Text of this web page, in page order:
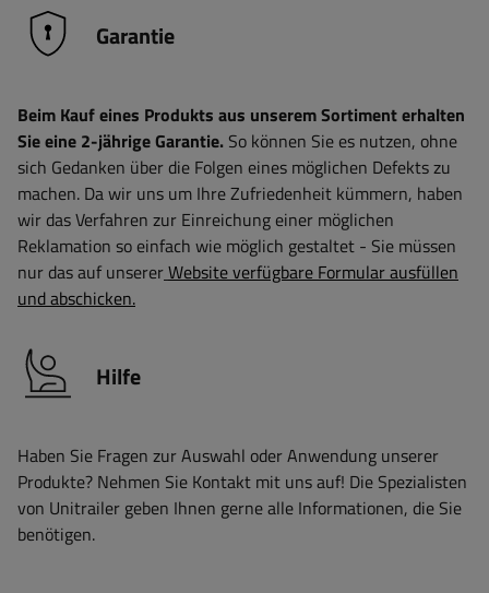
Garantie
Beim Kauf eines Produkts aus unserem Sortiment erhalten
Sie eine 2-jährige Garantie. So können Sie es nutzen, ohne
sich Gedanken über die Folgen eines möglichen Defekts zu
machen. Da wir uns um Ihre Zufriedenheit kümmern, haben
wir das Verfahren zur Einreichung einer möglichen
Reklamation so einfach wie möglich gestaltet - Sie müssen
nur das auf unsererWebsite verfügbare Formular ausfüllen
und abschicken.
Hilfe
Haben Sie Fragen zur Auswahl oder Anwendung unserer
Produkte? Nehmen Sie Kontakt mit uns auf! Die Spezialisten
von Unitrailer geben Ihnen gerne alle Informationen, die Sie
benötigen.